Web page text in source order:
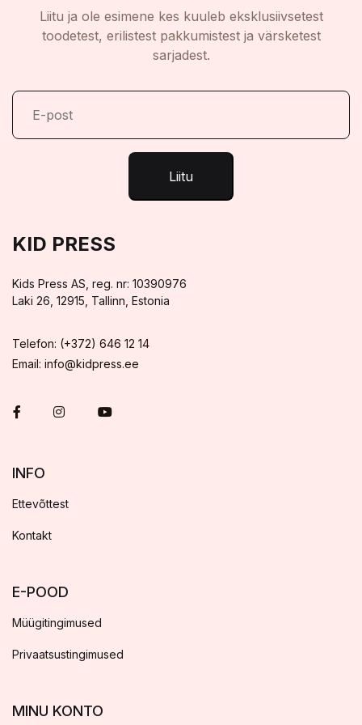
Liitu ja ole esimene kes kuuleb eksklusiivsetest
toodetest, erilistest pakkumistest ja värsketest
sarjadest.
Liitu
KID PRESS
Kids Press AS, reg. nr: 10390976
Laki 26, 12915, Tallinn, Estonia
Telefon: (+372) 646 12 14
Email: info@kidpress.ee
INFO
Ettevõttest
Kontakt
E-POOD
Müügitingimused
Privaatsustingimused
MINU KONTO